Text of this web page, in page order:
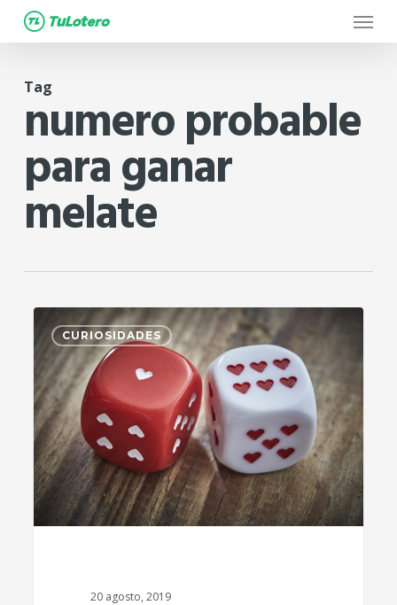
Skip
to
content
Menu
Tag
numero probable
para ganar
melate
CURIOSIDADES
20 agosto, 2019
2